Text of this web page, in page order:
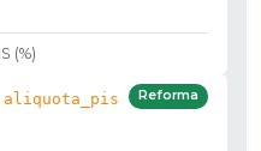
(%)
Reforma